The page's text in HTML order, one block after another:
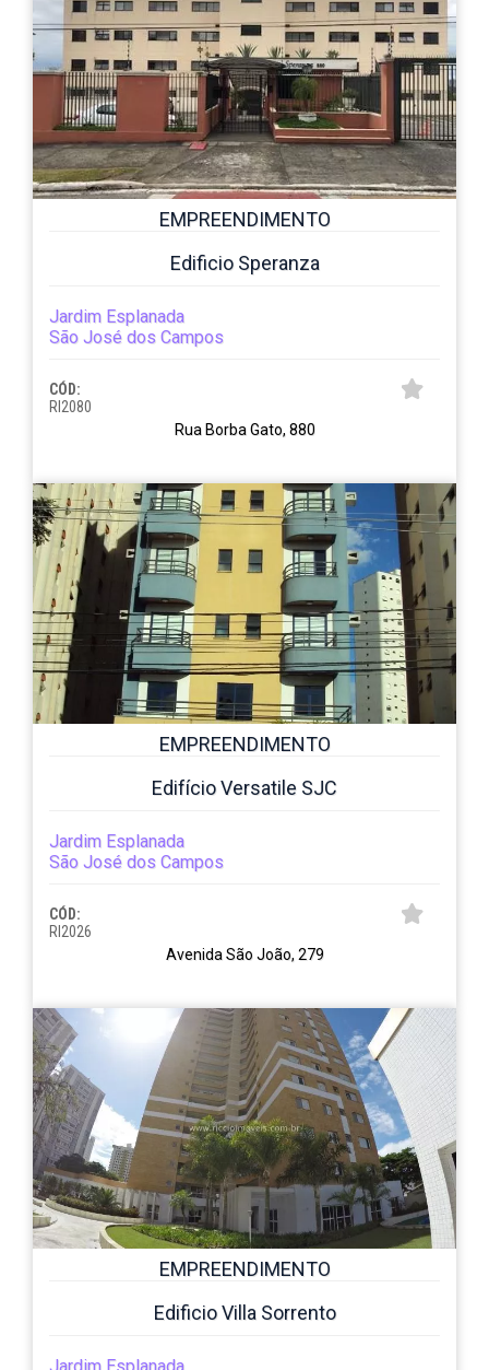
EMPREENDIMENTO
Edificio Speranza
Jardim Esplanada
São José dos Campos
CÓD:
RI2080
Rua Borba Gato, 880
EMPREENDIMENTO
Edifício Versatile SJC
Jardim Esplanada
São José dos Campos
CÓD:
RI2026
Avenida São João, 279
EMPREENDIMENTO
Edificio Villa Sorrento